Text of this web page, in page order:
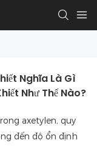
Nghĩa Là Gì
Như Thế Nào?
axetylen, quy
đến độ ổn định